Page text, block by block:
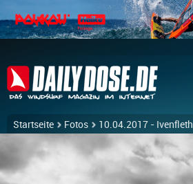
Startseite Fotos 10.04.2017 - Ivenfleth